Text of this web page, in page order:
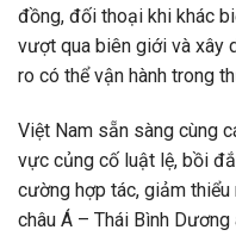
đồng, đối thoại khi khác
vượt qua biên giới và xây
ro có thể vận hành trong
Việt Nam sẵn sàng cùng
vực củng cố luật lệ, bồi
cường hợp tác, giảm
châu Á – Thái Bình